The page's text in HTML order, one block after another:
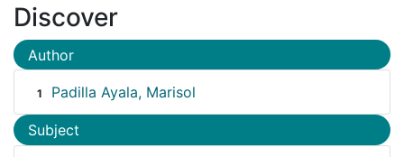
Discover
Author
1 Padilla Ayala, Marisol
Subject